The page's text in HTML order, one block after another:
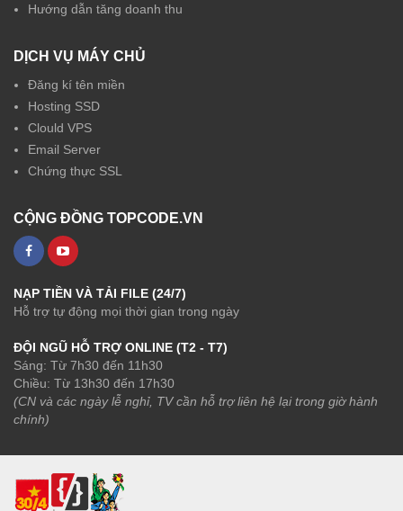
Hướng dẫn tăng doanh thu
DỊCH VỤ MÁY CHỦ
Đăng kí tên miền
Hosting SSD
Clould VPS
Email Server
Chứng thực SSL
CỘNG ĐỒNG TOPCODE.VN
NẠP TIỀN VÀ TẢI FILE (24/7)
Hỗ trợ tự động mọi thời gian trong ngày
ĐỘI NGŨ HỖ TRỢ ONLINE (T2 - T7)
Sáng: Từ 7h30 đến 11h30
Chiều: Từ 13h30 đến 17h30
(CN và các ngày lễ nghỉ, TV cần hỗ trợ liên hệ lại trong giờ hành
chính)